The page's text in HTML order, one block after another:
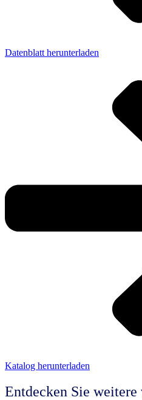
Datenblatt herunterladen
Katalog herunterladen
Entdecken Sie weitere